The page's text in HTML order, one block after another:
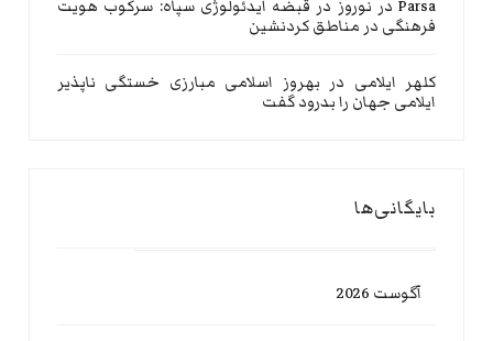
Parsa در نوروز در قبضه ایدئولوژی سپاه: سرکوب هویت
فرهنگی در مناطق کردنشین
کلهر ایلامی در بهروز اسلامی مبارزی خستگی ناپذیر
ایلامی جهان را بدرود گفت
بایگانی‌ها
آگوست 2026